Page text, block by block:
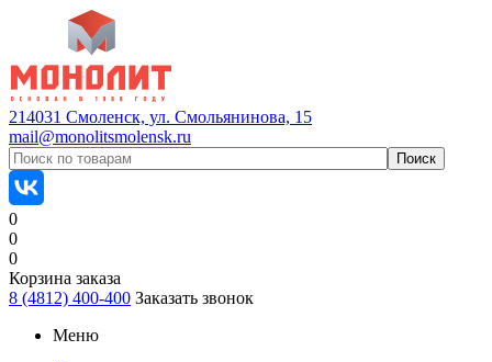
214031 Смоленск, ул. Смольянинова, 15
mail@monolitsmolensk.ru
0
0
0
Корзина заказа
8 (4812) 400-400 Заказать звонок
Меню